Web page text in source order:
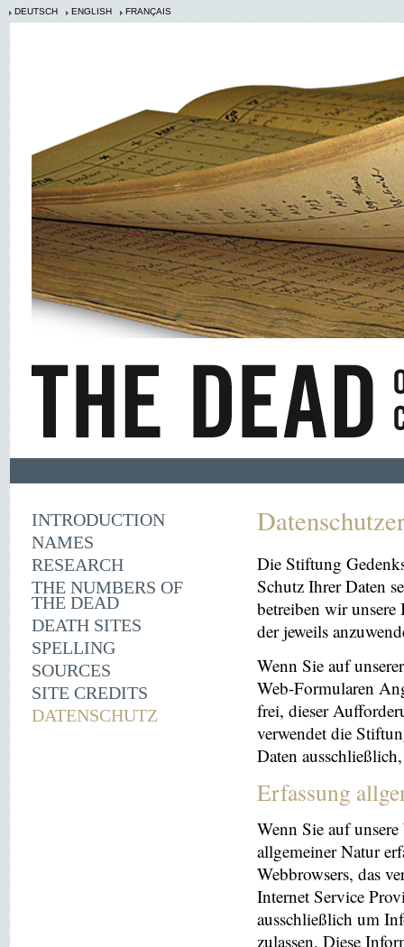
DEUTSCH ENGLISH FRANÇAIS
INTRODUCTION
NAMES
RESEARCH
THE NUMBERS OF
THE DEAD
DEATH SITES
SPELLING
SOURCES
SITE CREDITS
DATENSCHUTZ
Die Stiftung
Schutz Ihrer Daten
betreiben wir
der jeweils
Wenn Sie auf
Web-Formularen
frei, dieser
verwendet die
Daten
Erfassung
Wenn Sie auf
allgemeiner Natur
Webbrowsers, das
Internet Service
ausschließlich um
zulassen. Diese